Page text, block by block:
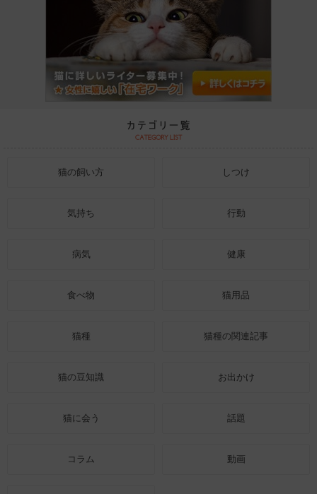
猫の飼い方 しつけ
気持ち 行動
病気 健康
食べ物 猫用品
猫種 猫種の関連記事
猫の豆知識 お出かけ
猫に会う 話題
コラム 動画